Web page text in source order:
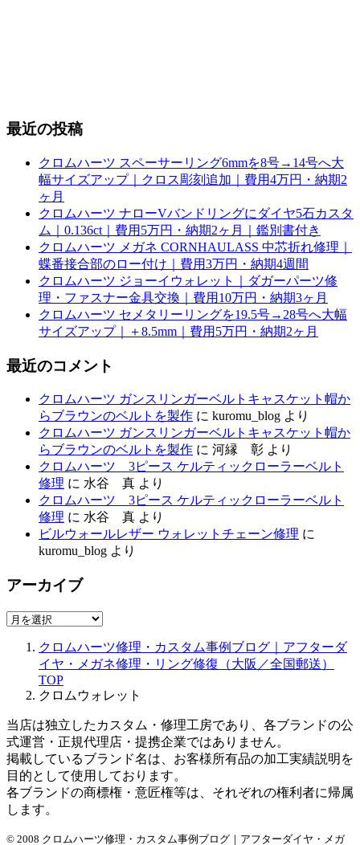
最近の投稿
クロムハーツ スペーサーリング6mmを8号→14号へ大
幅サイズアップ｜クロス彫刻追加｜費用4万円・納期2
ヶ月
クロムハーツ ナローVバンドリングにダイヤ5石カスタ
ム｜0.136ct｜費用5万円・納期2ヶ月｜鑑別書付き
クロムハーツ メガネ CORNHAULASS 中芯折れ修理｜
蝶番接合部のロー付け｜費用3万円・納期4週間
クロムハーツ ジョーイウォレット｜ダガーパーツ修
理・ファスナー金具交換｜費用10万円・納期3ヶ月
クロムハーツ セメタリーリングを19.5号→28号へ大幅
サイズアップ｜＋8.5mm｜費用5万円・納期2ヶ月
最近のコメント
クロムハーツ ガンスリンガーベルトキャスケット帽か
らブラウンのベルトを製作 に kuromu_blog より
クロムハーツ ガンスリンガーベルトキャスケット帽か
らブラウンのベルトを製作 に 河縁 彰 より
クロムハーツ 3ピース ケルティックローラーベルト
修理 に 水谷 真 より
クロムハーツ 3ピース ケルティックローラーベルト
修理 に 水谷 真 より
ビルウォールレザー ウォレットチェーン修理 に
kuromu_blog より
アーカイブ
ア
クロムハーツ修理・カスタム事例ブログ｜アフターダ
イヤ・メガネ修理・リング修復（大阪／全国郵送）
TOP
クロムウォレット
当店は独立したカスタム・修理工房であり、各ブランドの公
式運営・正規代理店・提携企業ではありません。
掲載しているブランド名は、お客様所有品の加工実績説明を
目的として使用しております。
各ブランドの商標権・意匠権等は、それぞれの権利者に帰属
します。
© 2008 クロムハーツ修理・カスタム事例ブログ｜アフターダイヤ・メガ